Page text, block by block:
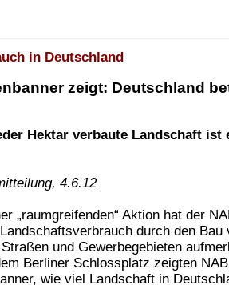
in Deutschland
zeigt: Deutschland
Hektar verbaute Landschaft ist
4.6.12
„raumgreifenden“ Aktion hat der
durch den Bau
und Gewerbegebieten
Berliner Schlossplatz zeigten
wie viel Landschaft in